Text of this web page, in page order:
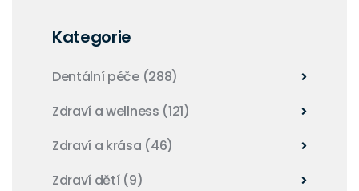
Kategorie
Dentální péče (288)
Zdraví a wellness (121)
Zdraví a krása (46)
Zdraví dětí (9)